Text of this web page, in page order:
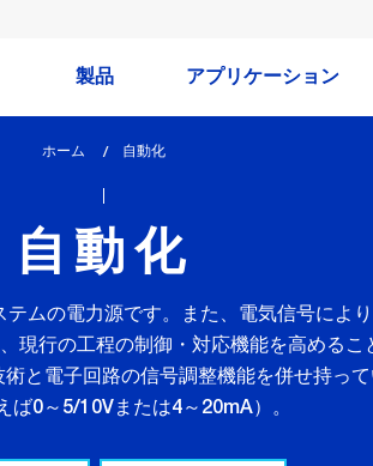
製品 アプリケーション
ホーム
lem_current_page
自動化
自動化
ムの電力源です。また、電気信号によ
現行の工程の制御・対応機能を高める
と電子回路の信号調整機能を併せ持っ
ば0～5/10Vまたは4～20mA）。